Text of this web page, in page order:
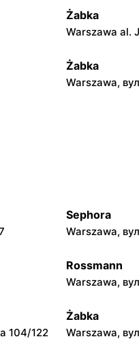
Żabka
Warszawa al.
Żabka
Warszawa,
Żabka
Żabka
Sephora
Warszawa,
Rossmann
Warszawa,
104/122
Żabka
Warszawa,